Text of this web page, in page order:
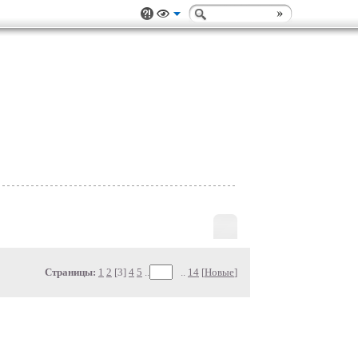
Страницы: 1 2 [3] 4 5 .. .. 14 [Новые]